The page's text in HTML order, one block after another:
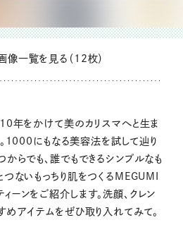
像一覧を見る（12枚）
年をかけて美のカリスマへと生ま
1000にもなる美容法を試して辿り
からでも、誰でもできるシンプルなも
つないもっちり肌をつくるMEGUMI
ーンをご紹介します。洗顔、クレン
めアイテムをぜひ取り入れてみて。